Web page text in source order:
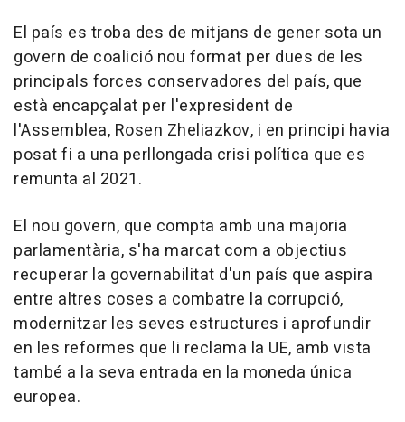
El país es troba des de mitjans de gener sota un
govern de coalició nou format per dues de les
principals forces conservadores del país, que
està encapçalat per l'expresident de
l'Assemblea, Rosen Zheliazkov, i en principi havia
posat fi a una perllongada crisi política que es
remunta al 2021.
El nou govern, que compta amb una majoria
parlamentària, s'ha marcat com a objectius
recuperar la governabilitat d'un país que aspira
entre altres coses a combatre la corrupció,
modernitzar les seves estructures i aprofundir
en les reformes que li reclama la UE, amb vista
també a la seva entrada en la moneda única
europea.